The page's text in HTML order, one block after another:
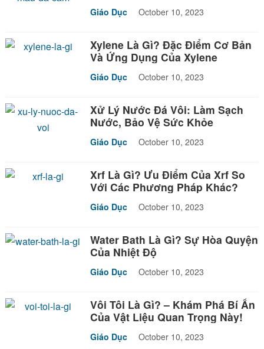
Giáo Dục October 10, 2023
Xylene Là Gì? Đặc Điểm Cơ Bản
Và Ứng Dụng Của Xylene
Giáo Dục October 10, 2023
Xử Lý Nước Đá Vôi: Làm Sạch
Nước, Bảo Vệ Sức Khỏe
Giáo Dục October 10, 2023
Xrf Là Gì? Ưu Điểm Của Xrf So
Với Các Phương Pháp Khác?
Giáo Dục October 10, 2023
Water Bath Là Gì? Sự Hòa Quyện
Của Nhiệt Độ
Giáo Dục October 10, 2023
Vôi Tôi Là Gì? – Khám Phá Bí Ẩn
Của Vật Liệu Quan Trọng Này!
Giáo Dục October 10, 2023